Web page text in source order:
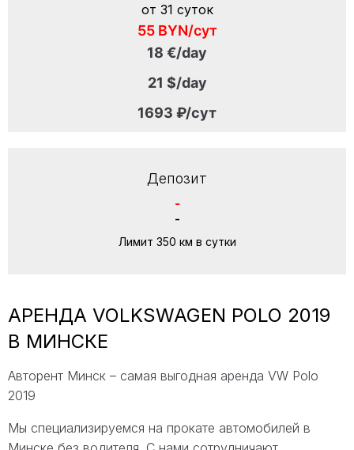
от 31 суток
55 BYN/сут
18 €/day
21 $/day
1693 ₽/сут
Депозит
-
-
Лимит 350 км в сутки
АРЕНДА VOLKSWAGEN POLO 2019
В МИНСКЕ
Авторент Минск – самая выгодная аренда VW Polo
2019
Мы специализируемся на прокате автомобилей в